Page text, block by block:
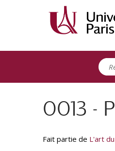
0013 -
Fait partie de L'art
Panneau de gestion des cookies